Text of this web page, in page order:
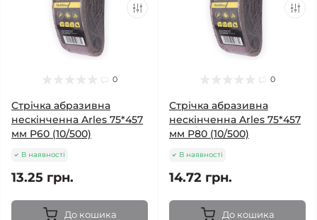
0
Стрічка абразивна
нескінченна Arles 75*457
мм Р60 (10/500)
В наявності
13.25 грн.
До кошика
0
Стрічка абразивна
нескінченна Arles 75*457
мм Р80 (10/500)
В наявності
14.72 грн.
До кошика